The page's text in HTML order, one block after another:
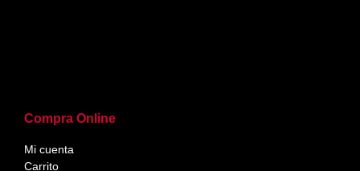
Compra Online
Mi cuenta
Carrito